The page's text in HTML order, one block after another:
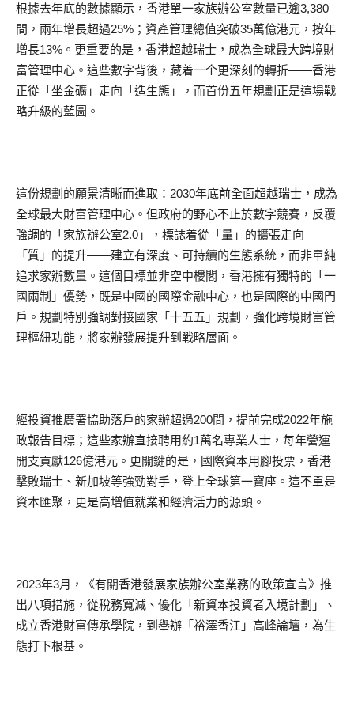
根據去年底的數據顯示，香港單一家族辦公室數量已逾3,380
間，兩年增長超過25%；資產管理總值突破35萬億港元，按年
增長13%。更重要的是，香港超越瑞士，成為全球最大跨境財
富管理中心。這些數字背後，藏着一个更深刻的轉折——香港
正從「坐金礦」走向「造生態」，而首份五年規劃正是這場戰
略升級的藍圖。
這份規劃的願景清晰而進取：2030年底前全面超越瑞士，成為
全球最大財富管理中心。但政府的野心不止於數字競賽，反覆
強調的「家族辦公室2.0」，標誌着從「量」的擴張走向
「質」的提升——建立有深度、可持續的生態系統，而非單純
追求家辦數量。這個目標並非空中樓閣，香港擁有獨特的「一
國兩制」優勢，既是中國的國際金融中心，也是國際的中國門
戶。規劃特別強調對接國家「十五五」規劃，強化跨境財富管
理樞紐功能，將家辦發展提升到戰略層面。
經投資推廣署協助落戶的家辦超過200間，提前完成2022年施
政報告目標；這些家辦直接聘用約1萬名專業人士，每年營運
開支貢獻126億港元。更關鍵的是，國際資本用腳投票，香港
擊敗瑞士、新加坡等強勁對手，登上全球第一寶座。這不單是
資本匯聚，更是高增值就業和經濟活力的源頭。
2023年3月，《有關香港發展家族辦公室業務的政策宣言》推
出八項措施，從稅務寬減、優化「新資本投資者入境計劃」、
成立香港財富傳承學院，到舉辦「裕澤香江」高峰論壇，為生
態打下根基。